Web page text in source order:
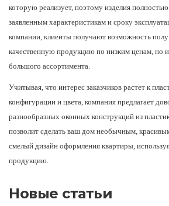
которую реализует, поэтому изделия
заявленным характеристикам и сроку
компании, клиенты получают возможность
качественную продукцию по низким ценам, но
большого ассортимента.
Учитывая, что интерес заказчиков растет к
конфигурации и цвета, компания предлагает
разнообразных оконных конструкций из
позволит сделать ваш дом необычным,
смелый дизайн оформления квартиры,
продукцию.
Новые статьи